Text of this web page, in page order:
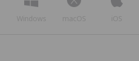
Windows macOS iOS